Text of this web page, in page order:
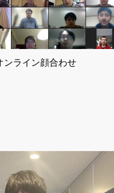
ライン顔合わせ